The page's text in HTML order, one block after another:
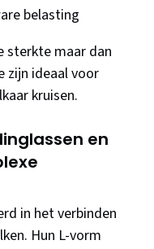
belasting
sterkte maar dan
zijn ideaal voor
kruisen.
en
in het verbinden
Hun L-vorm